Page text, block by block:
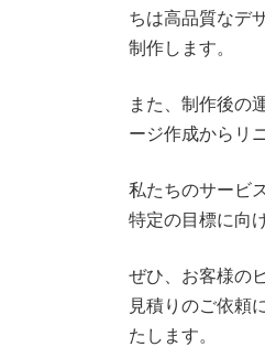
ちは高品質なデ
制作します。
また、制作後の
ージ作成からリ
私たちのサービ
特定の目標に向
ぜひ、お客様の
見積りのご依頼
たします。